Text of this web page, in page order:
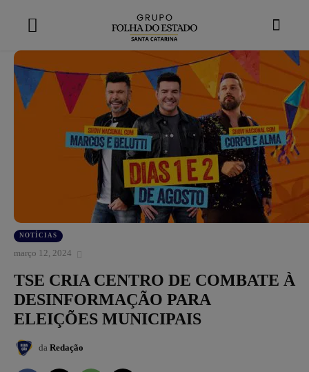
NOTÍCIAS
março 12, 2024
TSE CRIA CENTRO DE COMBATE À
DESINFORMAÇÃO PARA
ELEIÇÕES MUNICIPAIS
da Redação